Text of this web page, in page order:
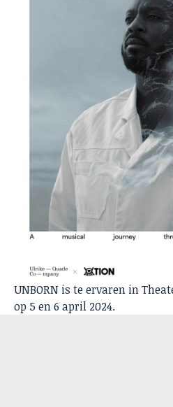
UNBORN is te ervaren in
op 5 en 6 april 2024.